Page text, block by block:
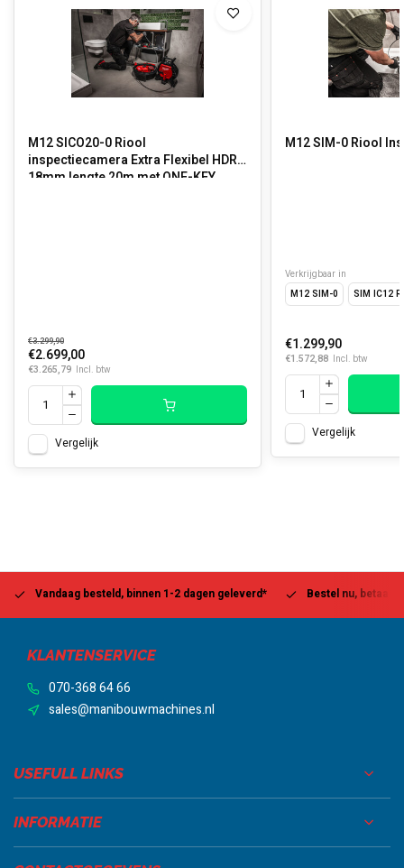
M12 SICO20-0 Riool
inspectiecamera Extra Flexibel HDR
18mm lengte 20m met ONE-KEY
€3.299,90
€2.699,00
€3.265,79 Incl. btw
Vergelijk
M12 SIM-0 Riool
Verkrijgbaar in
M12 SIM-0
SIM IC12
€1.299,90
€1.572,88 Incl. btw
Vergelijk
Vandaag besteld, binnen 1-2 dagen geleverd* Bestel nu, betaal
KLANTENSERVICE
070-368 64 66
sales@manibouwmachines.nl
USEFULL LINKS
INFORMATIE